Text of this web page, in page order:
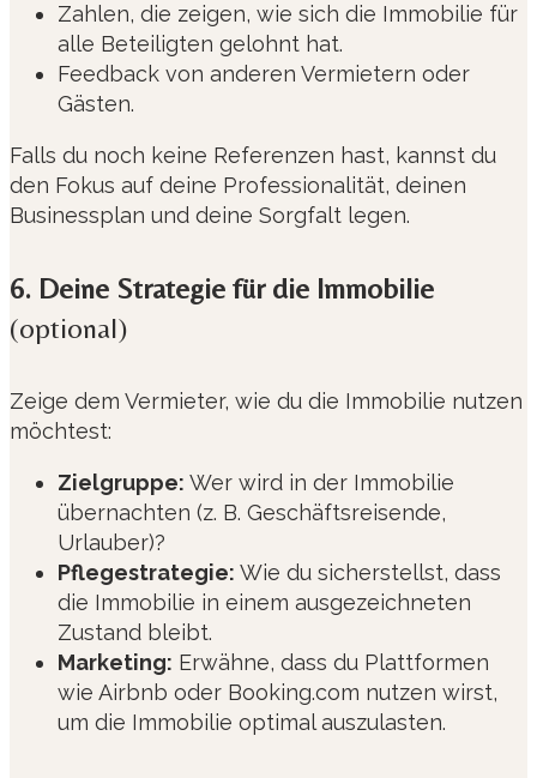
Zahlen, die zeigen, wie sich die Immobilie für
alle Beteiligten gelohnt hat.
Feedback von anderen Vermietern oder
Gästen.
Falls du noch keine Referenzen hast, kannst du
den Fokus auf deine Professionalität, deinen
Businessplan und deine Sorgfalt legen.
6. Deine Strategie für die Immobilie
(optional)
Zeige dem Vermieter, wie du die Immobilie nutzen
möchtest:
Zielgruppe: Wer wird in der Immobilie
übernachten (z. B. Geschäftsreisende,
Urlauber)?
Pflegestrategie: Wie du sicherstellst, dass
die Immobilie in einem ausgezeichneten
Zustand bleibt.
Marketing: Erwähne, dass du Plattformen
wie Airbnb oder Booking.com nutzen wirst,
um die Immobilie optimal auszulasten.